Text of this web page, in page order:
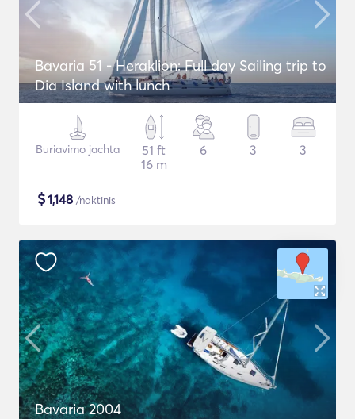
Bavaria 51 - Heraklion: Full day Sailing trip to
Dia Island with lunch
Buriavimo jachta
51 ft
16 m
6 3 3
$1,148 /naktinis
Bavaria 2004